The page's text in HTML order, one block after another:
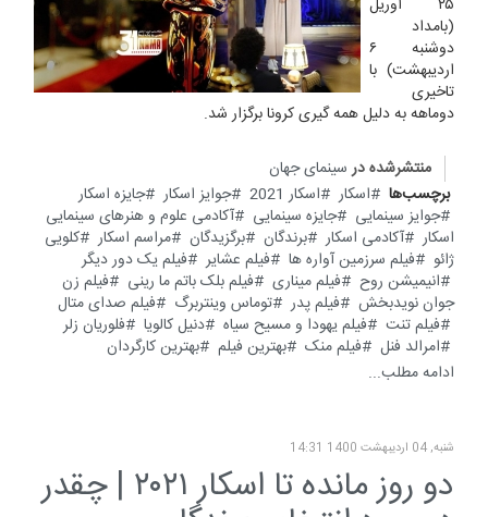
۲۵ آوریل
(بامداد
دوشنبه ۶
اردیبهشت) با
تاخیری
دوماهه به دلیل همه گیری کرونا برگزار شد.
منتشرشده در سینمای جهان
برچسب‌ها
اسکار اسکار 2021 جوایز اسکار
جایزه اسکار
جوایز سینمایی
جایزه سینمایی
آکادمی علوم و هنر‌های سینمایی
اسکار
آکادمی اسکار برندگان برگزیدگان مراسم اسکار
کلویی
ژائو
فیلم سرزمین آواره ها فیلم عشایر
فیلم یک دور دیگر
انیمیشن روح
فیلم میناری فیلم بلک باتم ما رینی
فیلم زن
جوان نویدبخش
فیلم پدر توماس وینتربرگ
فیلم صدای متال
فیلم تنت
فیلم یهودا و مسیح سیاه دنیل کالویا
فلوریان زلر
امرالد فنل
فیلم منک بهترین فیلم
بهترین کارگردان
ادامه مطلب...
شنبه, 04 ارديبهشت 1400 14:31
دو روز مانده تا اسکار ۲۰۲۱ | چقدر